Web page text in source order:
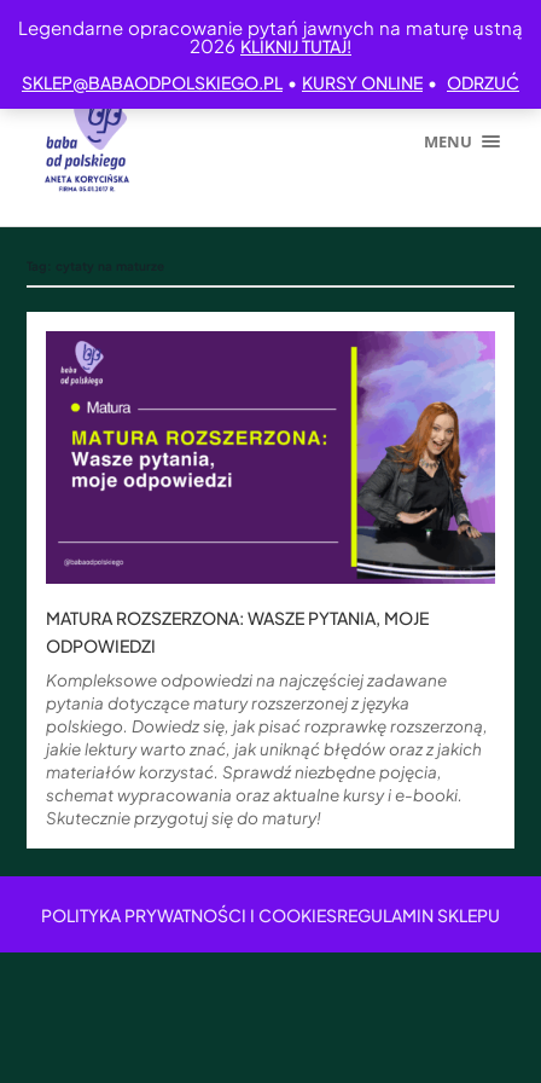
Legendarne opracowanie pytań jawnych na maturę ustną
2026 KLIKNIJ TUTAJ!
SKLEP@BABAODPOLSKIEGO.PL • KURSY ONLINE • ODRZUĆ
MENU
MATURA ROZSZERZONA: WASZE PYTANIA, MOJE
ODPOWIEDZI
Kompleksowe odpowiedzi na najczęściej zadawane
pytania dotyczące matury rozszerzonej z języka
polskiego. Dowiedz się, jak pisać rozprawkę rozszerzoną,
jakie lektury warto znać, jak uniknąć błędów oraz z jakich
materiałów korzystać. Sprawdź niezbędne pojęcia,
schemat wypracowania oraz aktualne kursy i e-booki.
Skutecznie przygotuj się do matury!
POLITYKA PRYWATNOŚCI I COOKIESREGULAMIN SKLEPU